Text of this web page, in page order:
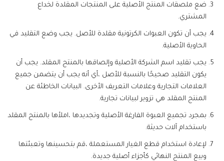
ضع ملصقات المنتج الأصلية على المنتجات المقلدة لخداع
المشتري.
يجب أن تكون العبوات الكرتونية مقلدة للأصل. يجب وضع التقليد في
الحاوية الأصلية.
يجب تقليد اسم الشركة الأصلية وإلصاقها بالمنتج المقلد. يجب أن
يكون التقليد صحيحًا بالنسبة للأصل ،أي أنه يجب أن يتضمن جميع
العلامات التجارية وعلامات التعريف الأخرى. البيانات الخاطئة عن
المنتج المقلد هي تزوير لبيانات تجارية.
بمجرد تجميع العبوة الفارغة الأصلية وتجديدها ،املأها بالمنتج المقلد
باستخدام آلات حديثة.
لإعادة استخدام قطع الغيار المستعملة ،قم بتحسينها وتعبئتها
وبيع المنتج النهائي كأجزاء أصلية جديدة.